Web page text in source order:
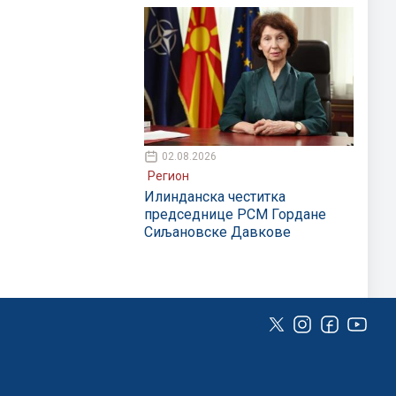
02.08.2026
Регион
Илинданска честитка
председнице РСМ Гордане
Сиљановске Давкове